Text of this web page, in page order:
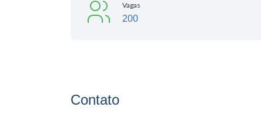
Vagas
200
Contato